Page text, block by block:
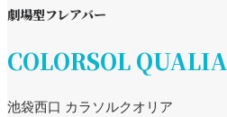
劇場型フレアバー
COLORSOL QUALIA
池袋西口 カラソルクオリア